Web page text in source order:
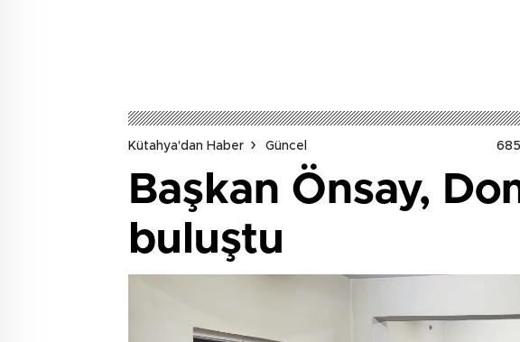
Kütahya'dan Haber Güncel
Başkan Önsay,
buluştu